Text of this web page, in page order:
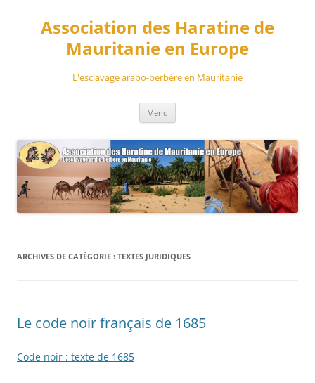
contenuAssociation des Haratine de
Mauritanie en Europe
L'esclavage arabo-berbère en Mauritanie
Menu
ARCHIVES DE CATÉGORIE : TEXTES JURIDIQUES
Le code noir français de 1685
Code noir : texte de 1685